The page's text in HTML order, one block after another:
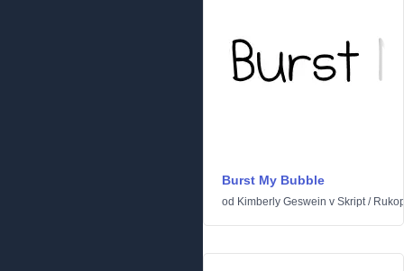
Burst My Bubble
od Kimberly Geswein v Skript/